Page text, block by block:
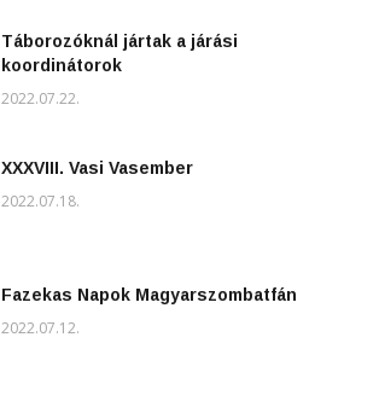
Táborozóknál jártak a járási
koordinátorok
2022.07.22.
XXXVIII. Vasi Vasember
2022.07.18.
Fazekas Napok Magyarszombatfán
2022.07.12.